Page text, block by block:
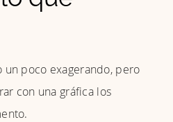
un poco exagerando, pero
con una gráfica los